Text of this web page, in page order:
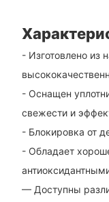
- Изготовлено из
- Оснащен
свежести и
- Блокировка от
- Обладает
— Доступны